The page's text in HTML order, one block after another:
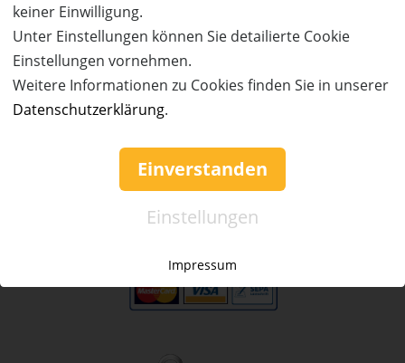
keiner Einwilligung.
Unter Einstellungen können Sie detailierte Cookie
Einstellungen vornehmen.
Weitere Informationen zu Cookies finden Sie in unserer
Datenschutzerklärung.
Einverstanden
Einstellungen
Impressum
Service & Hilfe
Mo. - Fr. 09:00-16:00
Tel.: +49 (0)941 46 39 63 90
»FAQs